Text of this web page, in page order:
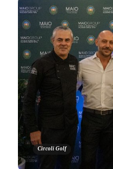
Circoli Golf